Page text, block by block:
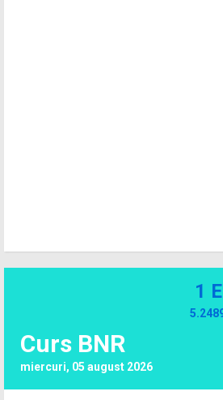
Curs BNR
miercuri, 05 august 2026
1